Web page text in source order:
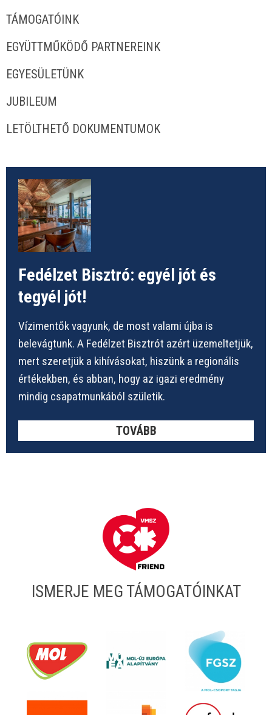
TÁMOGATÓINK
EGYÜTTMŰKÖDŐ PARTNEREINK
EGYESÜLETÜNK
JUBILEUM
LETÖLTHETŐ DOKUMENTUMOK
Fedélzet Bisztró: egyél jót és
tegyél jót!
Vízimentők vagyunk, de most valami újba is
belevágtunk. A Fedélzet Bisztrót azért üzemeltetjük,
mert szeretjük a kihívásokat, hiszünk a regionális
értékekben, és abban, hogy az igazi eredmény
mindig csapatmunkából születik.
TOVÁBB
ISMERJE MEG TÁMOGATÓINKAT